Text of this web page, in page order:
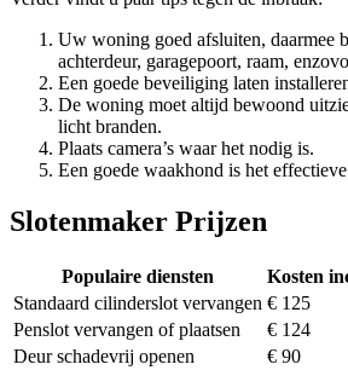
Uw woning goed afsluiten, daarmee
achterdeur, garagepoort, raam,
Een goede beveiliging laten
De woning moet altijd bewoond
licht branden.
Plaats camera’s waar het nodig is.
Een goede waakhond is het
Slotenmaker Prijzen
Populaire diensten
Kosten
Standaard cilinderslot vervangen € 125
Penslot vervangen of plaatsen
€ 124
Deur schadevrij openen
€ 90